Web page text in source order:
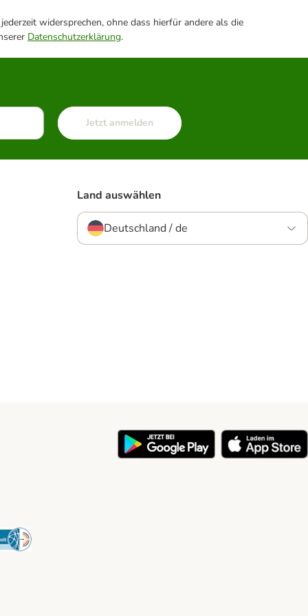
widersprechen, ohne dass hierfür andere als die
Datenschutzerklärung.
Jetzt anmelden
Land auswählen
Deutschland / de
Security